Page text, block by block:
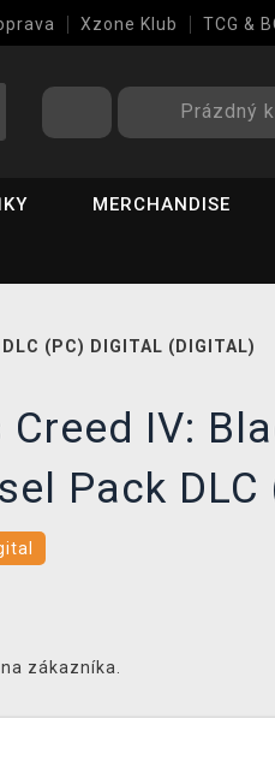
Xzone Klub TCG &
Prázdný
MERCHANDISE
(PC) DIGITAL (DIGITAL)
IV:
Pack DLC
zákazníka.